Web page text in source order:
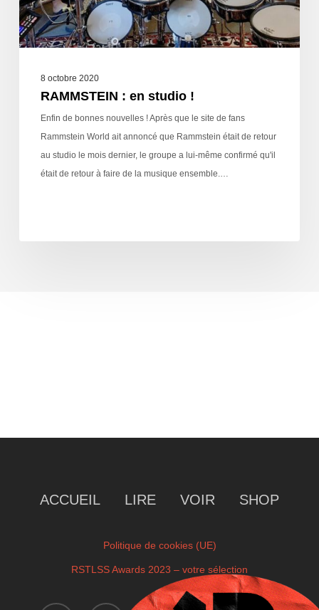
8 octobre 2020
RAMMSTEIN : en studio !
Enfin de bonnes nouvelles ! Après que le site de fans
Rammstein World ait annoncé que Rammstein était de retour
au studio le mois dernier, le groupe a lui-même confirmé qu'il
était de retour à faire de la musique ensemble.…
ACCUEIL LIRE VOIR SHOP
Politique de cookies (UE)
RSTLSS Awards 2023 – votre sélection